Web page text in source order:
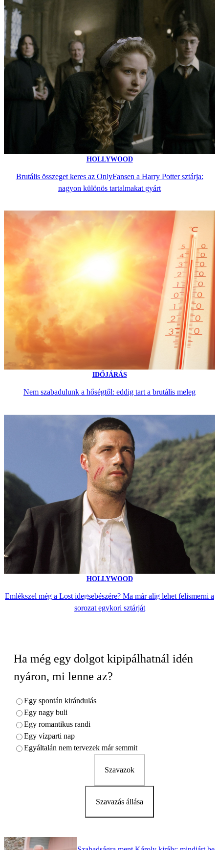
HOLLYWOOD
Brutális összeget keres az OnlyFansen a Harry Potter sztárja:
nagyon különös tartalmakat gyárt
IDŐJÁRÁS
Nem szabadulunk a hőségtől: eddig tart a brutális meleg
HOLLYWOOD
Emlékszel még a Lost idegsebészére? Ma már alig lehet felismerni a
sorozat egykori sztárját
Ha még egy dolgot kipipálhatnál idén
nyáron, mi lenne az?
Egy spontán kirándulás
Egy nagy buli
Egy romantikus randi
Egy vízparti nap
Egyáltalán nem tervezek már semmit
Szavazok
Szavazás állása